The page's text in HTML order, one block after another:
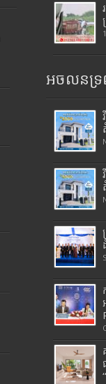
អចលនទ្រ